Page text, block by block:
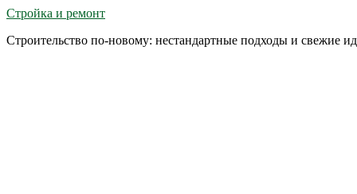
Стройка и ремонт
Строительство по-новому: нестандартные подходы и свежие